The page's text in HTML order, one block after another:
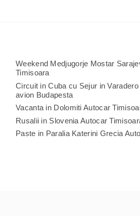
Weekend Medjugorje Mostar
Timisoara
Circuit in Cuba cu Sejur in
avion Budapesta
Vacanta in Dolomiti Autocar
Rusalii in Slovenia Autocar
Paste in Paralia Katerini Grecia